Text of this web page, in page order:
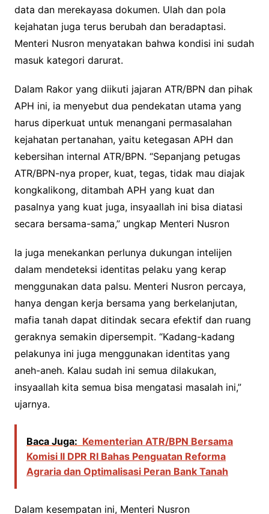
data dan merekayasa dokumen. Ulah dan pola
kejahatan juga terus berubah dan beradaptasi.
Menteri Nusron menyatakan bahwa kondisi ini sudah
masuk kategori darurat.
Dalam Rakor yang diikuti jajaran ATR/BPN dan pihak
APH ini, ia menyebut dua pendekatan utama yang
harus diperkuat untuk menangani permasalahan
kejahatan pertanahan, yaitu ketegasan APH dan
kebersihan internal ATR/BPN. “Sepanjang petugas
ATR/BPN-nya proper, kuat, tegas, tidak mau diajak
kongkalikong, ditambah APH yang kuat dan
pasalnya yang kuat juga, insyaallah ini bisa diatasi
secara bersama-sama,” ungkap Menteri Nusron
Ia juga menekankan perlunya dukungan intelijen
dalam mendeteksi identitas pelaku yang kerap
menggunakan data palsu. Menteri Nusron percaya,
hanya dengan kerja bersama yang berkelanjutan,
mafia tanah dapat ditindak secara efektif dan ruang
geraknya semakin dipersempit. “Kadang-kadang
pelakunya ini juga menggunakan identitas yang
aneh-aneh. Kalau sudah ini semua dilakukan,
insyaallah kita semua bisa mengatasi masalah ini,”
ujarnya.
Baca Juga: Kementerian ATR/BPN Bersama
Komisi II DPR RI Bahas Penguatan Reforma
Agraria dan Optimalisasi Peran Bank Tanah
Dalam kesempatan ini, Menteri Nusron